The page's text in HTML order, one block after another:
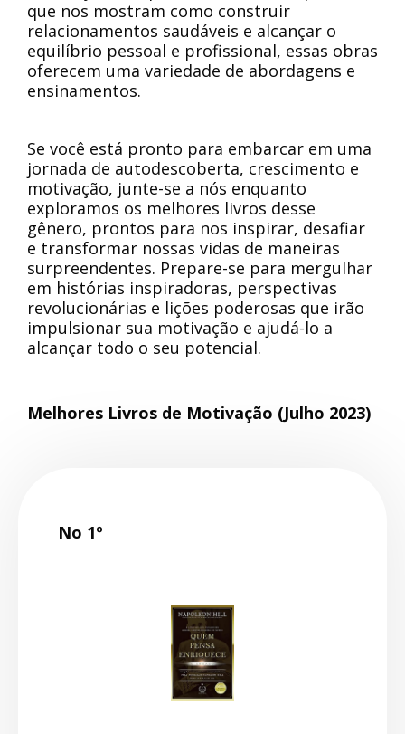
que nos mostram como construir
relacionamentos saudáveis e alcançar o
equilíbrio pessoal e profissional, essas obras
oferecem uma variedade de abordagens e
ensinamentos.
Se você está pronto para embarcar em uma
jornada de autodescoberta, crescimento e
motivação, junte-se a nós enquanto
exploramos os melhores livros desse
gênero, prontos para nos inspirar, desafiar
e transformar nossas vidas de maneiras
surpreendentes. Prepare-se para mergulhar
em histórias inspiradoras, perspectivas
revolucionárias e lições poderosas que irão
impulsionar sua motivação e ajudá-lo a
alcançar todo o seu potencial.
Melhores Livros de Motivação (Julho 2023)
No 1º